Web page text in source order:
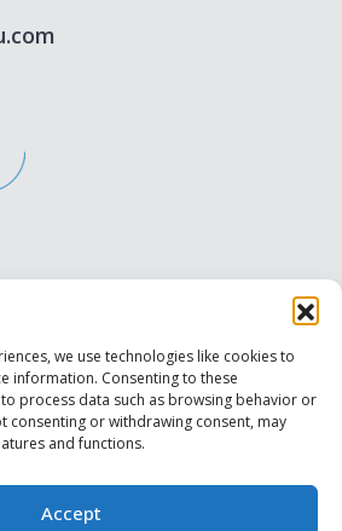
we use technologies like cookies to
information. Consenting to these
process data such as browsing behavior or
consenting or withdrawing consent, may
and functions.
Accept